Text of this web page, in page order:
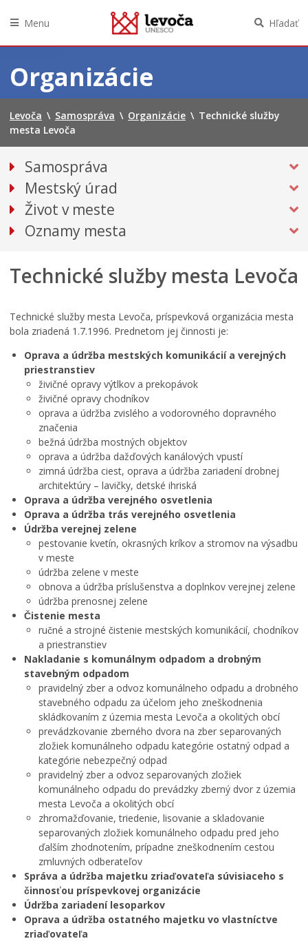
obsah
Menu Hľadať
Organizácie
Levoča \ Samospráva \ Organizácie \ Technické služby
mesta Levoča
Samospráva
Primátor mesta
Hlavný kontrolór mesta
Mestská polícia
Verejné obstarávania
Dokumenty mesta
Všeobecne záväzné nariadenia
Územné plánovanie
Tlačové správy
Rozpočet mesta
Hospodárenie mesta
Transparentné mesto
Program hospodárskeho a sociálneho rozvoja mesta
Levoča
Stratégia cestovného ruchu v okrese Levoča 2021 – 2027
Priemyselná zóna
Oznámenia funkcií, zamestnaní, činností a majetkových
pomerov verejného funkcionára
Mestský úrad
Kancelária primátora
Prednosta mestského úradu
Klientske centrum
Tlačivá a agendy
Zmluvy, faktúry a objednávky
Oznamy
Výberové konania
Voľba hlavného kontrolóra mesta Levoča
Ochrana osobných údajov
Úradné hodiny pre styk s verejnosťou
Život v meste
O meste
Podujatia
Školstvo
Šport
Sociálne služby
LIMKA
LIMKA – rozhovory
NEWSLETTER MESTA LEVOČA
Levočský TV týždenník 29. týždeň
Pohotovostné kontakty
Mestská polícia
Oznamy mesta
Bezpečnosť
Doprava, údržba komunikácií
Financie
Kultúra, šport a propagácia
Primátor informuje
Rodina, život, bývanie
Školstvo
Stavby, prenájmy a pozemky
Zamestnanie v samospráve
Životné prostredie a odpady
Technické služby mesta Levoča
Technické služby mesta Levoča, príspevková organizácia mesta
bola zriadená 1.7.1996. Prednetom jej činnosti je:
Oprava a údržba mestských komunikácií a verejných
priestranstiev
živičné opravy výtlkov a prekopávok
živičné opravy chodníkov
oprava a údržba zvislého a vodorovného dopravného
značenia
bežná údržba mostných objektov
oprava a údržba dažďových kanálových vpustí
zimná údržba ciest, oprava a údržba zariadení drobnej
architektúry – lavičky, detské ihriská
Oprava a údržba verejného osvetlenia
Oprava a údržba trás verejného osvetlenia
Údržba verejnej zelene
pestovanie kvetín, okrasných kríkov a stromov na výsadbu
v meste
údržba zelene v meste
obnova a údržba príslušenstva a doplnkov verejnej zelene
údržba prenosnej zelene
Čistenie mesta
ručné a strojné čistenie mestských komunikácií, chodníkov
a priestranstiev
Nakladanie s komunálnym odpadom a drobným
stavebným odpadom
pravidelný zber a odvoz komunálneho odpadu a drobného
stavebného odpadu za účelom jeho zneškodnenia
skládkovaním z územia mesta Levoča a okolitých obcí
prevádzkovanie zberného dvora na zber separovaných
zložiek komunálneho odpadu kategórie ostatný odpad a
kategórie nebezpečný odpad
pravidelný zber a odvoz separovaných zložiek
komunálneho odpadu do prevádzky zberný dvor z územia
mesta Levoča a okolitých obcí
zhromažďovanie, triedenie, lisovanie a skladovanie
separovaných zložiek komunálneho odpadu pred jeho
ďalším zhodnotením, prípadne zneškodnením cestou
zmluvných odberateľov
Správa a údržba majetku zriaďovateľa súvisiaceho s
činnosťou príspevkovej organizácie
Údržba zariadení lesoparkov
Oprava a údržba ostatného majetku vo vlastníctve
zriaďovateľa